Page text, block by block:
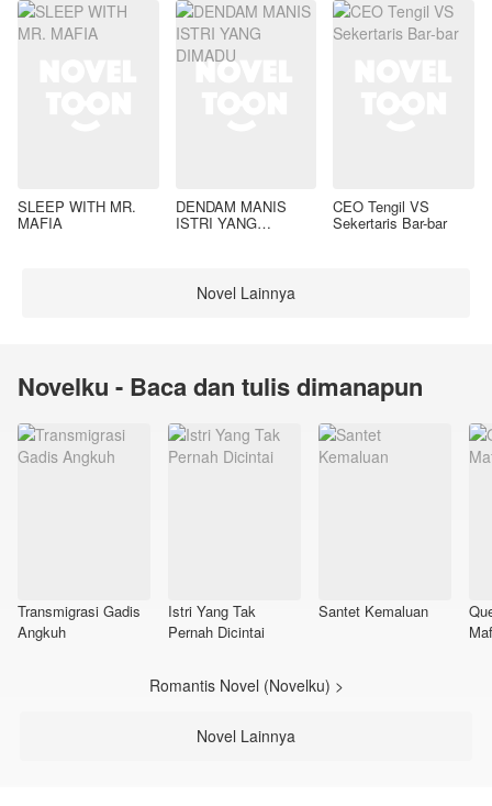
SLEEP WITH MR.
MAFIA
DENDAM MANIS
ISTRI YANG
CEO Tengil VS
Sekertaris Bar-bar
Novel Lainnya
Novelku - Baca dan tulis dimanapun
Transmigrasi Gadis
Angkuh
Istri Yang Tak
Pernah Dicintai
Santet Kemaluan
Romantis Novel (Novelku) >
Novel Lainnya